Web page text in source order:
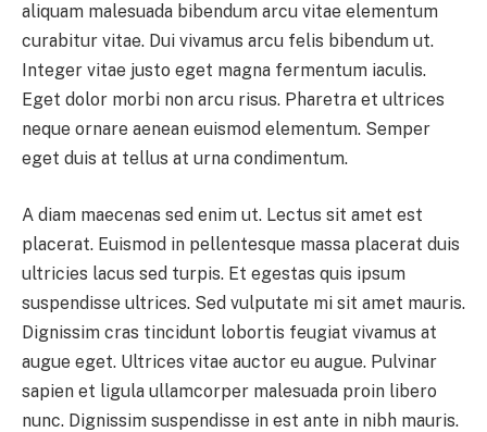
aliquam malesuada bibendum arcu vitae elementum
curabitur vitae. Dui vivamus arcu felis bibendum ut.
Integer vitae justo eget magna fermentum iaculis.
Eget dolor morbi non arcu risus. Pharetra et ultrices
neque ornare aenean euismod elementum. Semper
eget duis at tellus at urna condimentum.
A diam maecenas sed enim ut. Lectus sit amet est
placerat. Euismod in pellentesque massa placerat duis
ultricies lacus sed turpis. Et egestas quis ipsum
suspendisse ultrices. Sed vulputate mi sit amet mauris.
Dignissim cras tincidunt lobortis feugiat vivamus at
augue eget. Ultrices vitae auctor eu augue. Pulvinar
sapien et ligula ullamcorper malesuada proin libero
nunc. Dignissim suspendisse in est ante in nibh mauris.